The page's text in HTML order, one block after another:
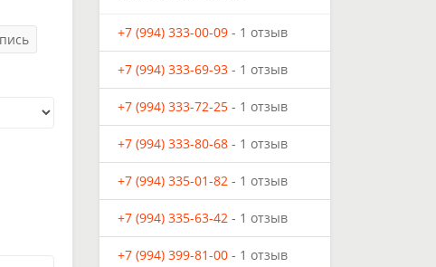
+7 (994) 333-00-09 - 1 отзыв
+7 (994) 333-69-93 - 1 отзыв
+7 (994) 333-72-25 - 1 отзыв
+7 (994) 333-80-68 - 1 отзыв
+7 (994) 335-01-82 - 1 отзыв
+7 (994) 335-63-42 - 1 отзыв
+7 (994) 399-81-00 - 1 отзыв